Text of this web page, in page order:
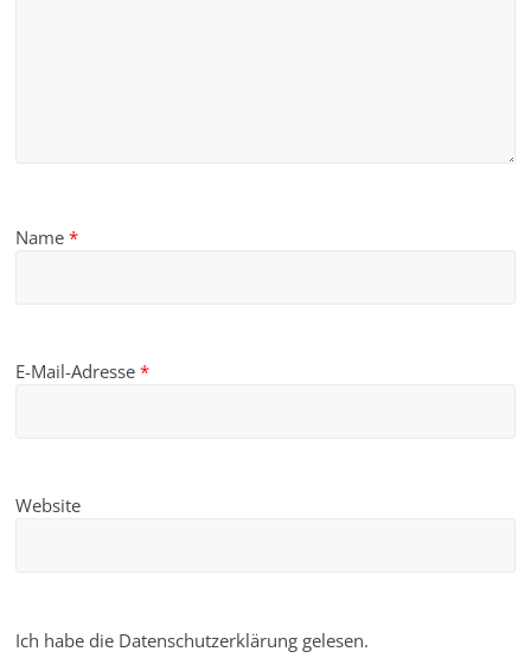
Name*
E-Mail-Adresse*
Website
Ich habe die Datenschutzerklärung gelesen.